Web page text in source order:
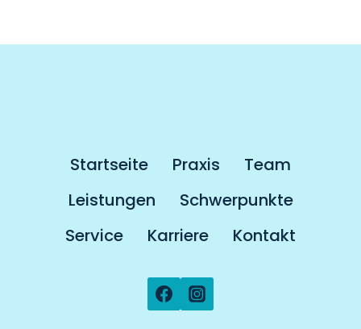
Startseite Praxis
Team
Leistungen
Schwerpunkte
Service
Karriere Kontakt